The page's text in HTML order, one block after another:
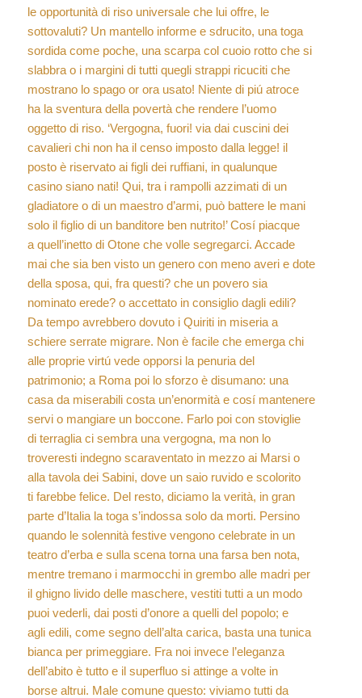
le opportunità di riso universale che lui offre, le
sottovaluti? Un mantello informe e sdrucito, una toga
sordida come poche, una scarpa col cuoio rotto che si
slabbra o i margini di tutti quegli strappi ricuciti che
mostrano lo spago or ora usato! Niente di piú atroce
ha la sventura della povertà che rendere l’uomo
oggetto di riso. ‘Vergogna, fuori! via dai cuscini dei
cavalieri chi non ha il censo imposto dalla legge! il
posto è riservato ai figli dei ruffiani, in qualunque
casino siano nati! Qui, tra i rampolli azzimati di un
gladiatore o di un maestro d’armi, può battere le mani
solo il figlio di un banditore ben nutrito!’ Cosí piacque
a quell’inetto di Otone che volle segregarci. Accade
mai che sia ben visto un genero con meno averi e dote
della sposa, qui, fra questi? che un povero sia
nominato erede? o accettato in consiglio dagli edili?
Da tempo avrebbero dovuto i Quiriti in miseria a
schiere serrate migrare. Non è facile che emerga chi
alle proprie virtú vede opporsi la penuria del
patrimonio; a Roma poi lo sforzo è disumano: una
casa da miserabili costa un’enormità e cosí mantenere
servi o mangiare un boccone. Farlo poi con stoviglie
di terraglia ci sembra una vergogna, ma non lo
troveresti indegno scaraventato in mezzo ai Marsi o
alla tavola dei Sabini, dove un saio ruvido e scolorito
ti farebbe felice. Del resto, diciamo la verità, in gran
parte d’Italia la toga s’indossa solo da morti. Persino
quando le solennità festive vengono celebrate in un
teatro d’erba e sulla scena torna una farsa ben nota,
mentre tremano i marmocchi in grembo alle madri per
il ghigno livido delle maschere, vestiti tutti a un modo
puoi vederli, dai posti d’onore a quelli del popolo; e
agli edili, come segno dell’alta carica, basta una tunica
bianca per primeggiare. Fra noi invece l’eleganza
dell’abito è tutto e il superfluo si attinge a volte in
borse altrui. Male comune questo: viviamo tutti da